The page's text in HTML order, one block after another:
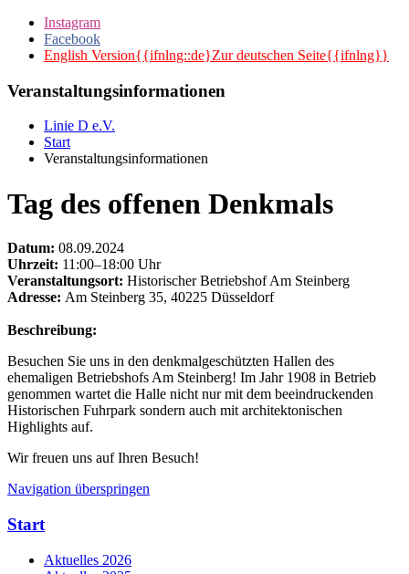
Instagram
Facebook
English Version{{ifnlng::de}Zur deutschen Seite{{ifnlng}}
Veranstaltungsinformationen
Linie D e.V.
Start
Veranstaltungsinformationen
Tag des offenen Denkmals
Datum: 08.09.2024
Uhrzeit: 11:00–18:00 Uhr
Veranstaltungsort: Historischer Betriebshof Am Steinberg
Adresse: Am Steinberg 35, 40225 Düsseldorf
Beschreibung:
Besuchen Sie uns in den denkmalgeschützten Hallen des
ehemaligen Betriebshofs Am Steinberg! Im Jahr 1908 in Betrieb
genommen wartet die Halle nicht nur mit dem beeindruckenden
Historischen Fuhrpark sondern auch mit architektonischen
Highlights auf.
Wir freuen uns auf Ihren Besuch!
Navigation überspringen
Start
Aktuelles 2026